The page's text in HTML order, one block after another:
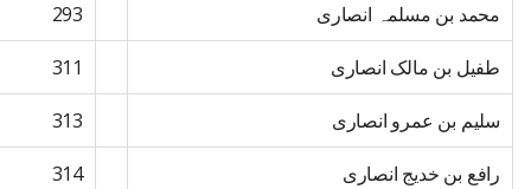
محمد بن مسلمہ انصاری 293
طفیل بن مالک انصاری 311
سلیم بن عمرو انصاری 313
رافع بن خدیج انصاری 314